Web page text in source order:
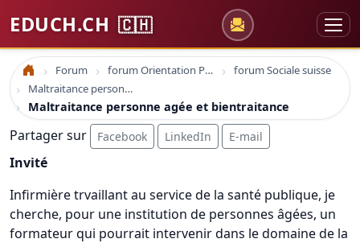
EDUCH.CH 🇨🇭
Accueil Forum forum Orientation Professionnelle
forum Sociale suisse
Maltraitance personne agée et bientraitance
Maltraitance personne agée et bientraitance
Partager sur Facebook LinkedIn E-mail
Invité
Infirmière trvaillant au service de la santé publique, je
cherche, pour une institution de personnes âgées, un
formateur qui pourrait intervenir dans le domaine de la